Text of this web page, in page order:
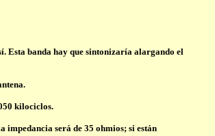
Esta banda hay que sintonizaría alargando el
kilociclos.
será de 35 ohmios; si están